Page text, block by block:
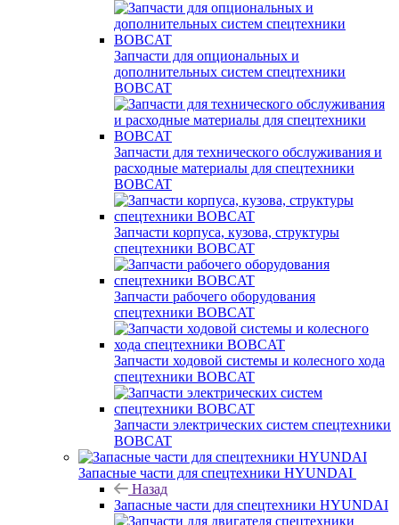
Запчасти для опциональных и
дополнительных систем спецтехники
BOBCAT
Запчасти для технического обслуживания и
расходные материалы для спецтехники
BOBCAT
Запчасти корпуса, кузова, структуры
спецтехники BOBCAT
Запчасти рабочего оборудования
спецтехники BOBCAT
Запчасти ходовой системы и колесного хода
спецтехники BOBCAT
Запчасти электрических систем спецтехники
BOBCAT
Запасные части для спецтехники HYUNDAI
Назад
Запасные части для спецтехники HYUNDAI